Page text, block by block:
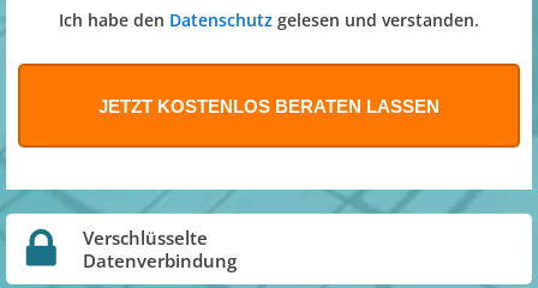
Ich habe den Datenschutz gelesen und verstanden.
Verschlüsselte
Datenverbindung